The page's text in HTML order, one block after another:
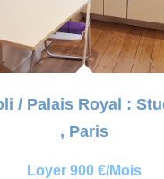
, Paris
Loyer 900 €/mois